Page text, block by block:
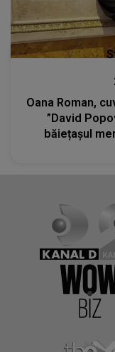
Oana Roman,
”David
băiețașul